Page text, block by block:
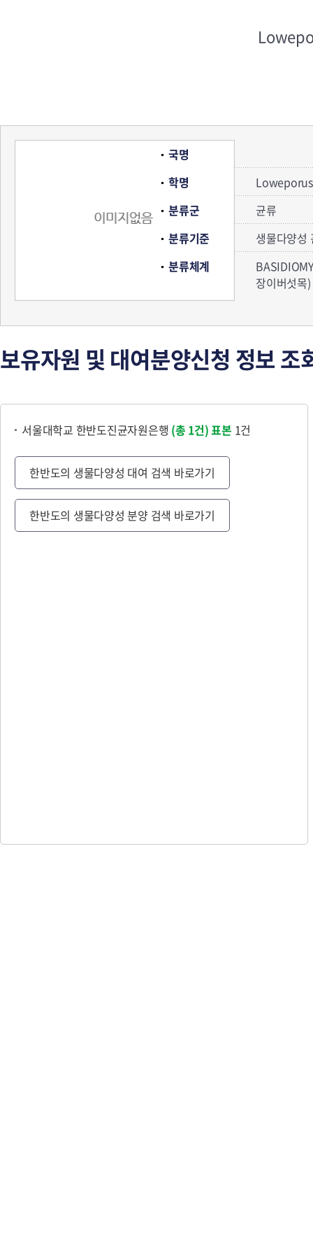
국명
학명
분류군
균류
분류기준
생물다양성
분류체계
장이버섯목
보유자원 및 대여분양신청 정보 조
서울대학교 한반도진균자원은행 (총 1건)표본 1건
한반도의 생물다양성 대여 검색 바로가기
한반도의 생물다양성 분양 검색 바로가기